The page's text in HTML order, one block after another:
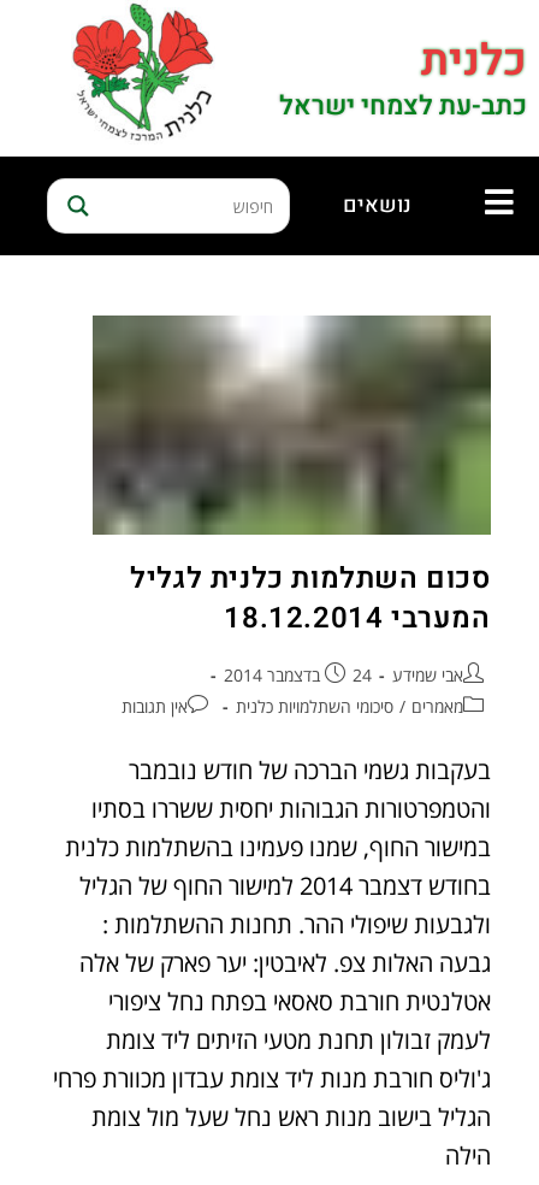
כלנית
כתב-עת לצמחי ישראל
נושאים
סכום השתלמות כלנית לגליל
המערבי 18.12.2014
אבי שמידע
24 בדצמבר 2014
מאמרים / סיכומי השתלמויות כלנית אין תגובות
בעקבות גשמי הברכה של חודש נובמבר
והטמפרטורות הגבוהות יחסית ששררו בסתיו
במישור החוף, שמנו פעמינו בהשתלמות כלנית
בחודש דצמבר 2014 למישור החוף של הגליל
ולגבעות שיפולי ההר. תחנות ההשתלמות :
גבעה האלות צפ. לאיבטין: יער פארק של אלה
אטלנטית חורבת סאסאי בפתח נחל ציפורי
לעמק זבולון תחנת מטעי הזיתים ליד צומת
ג'וליס חורבת מנות ליד צומת עבדון מכוורת פרחי
הגליל בישוב מנות ראש נחל שעל מול צומת
הילה